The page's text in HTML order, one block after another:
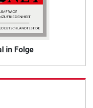
in Folge